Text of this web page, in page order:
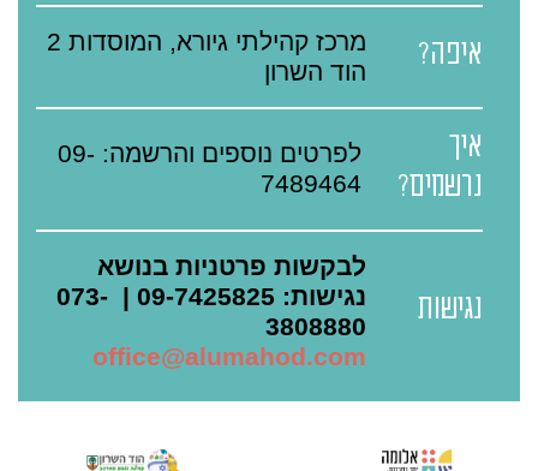
איפה?
מרכז קהילתי גיורא, המוסדות 2
הוד השרון
איך
נרשמים?
לפרטים נוספים והרשמה: 09-
7489464
נגישות
לבקשות פרטניות בנושא
נגישות: 09-7425825 | 073-
3808880
office@alumahod.com